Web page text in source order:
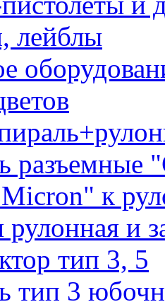
лейблы
разъемные
к
и
тип 3, 5
тип 3